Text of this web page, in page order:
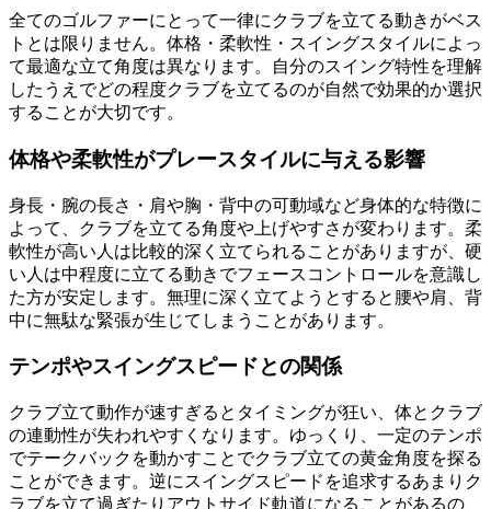
全てのゴルファーにとって一律にクラブを立てる動きがベス
トとは限りません。体格・柔軟性・スイングスタイルによっ
て最適な立て角度は異なります。自分のスイング特性を理解
したうえでどの程度クラブを立てるのが自然で効果的か選択
することが大切です。
体格や柔軟性がプレースタイルに与える影響
身長・腕の長さ・肩や胸・背中の可動域など身体的な特徴に
よって、クラブを立てる角度や上げやすさが変わります。柔
軟性が高い人は比較的深く立てられることがありますが、硬
い人は中程度に立てる動きでフェースコントロールを意識し
た方が安定します。無理に深く立てようとすると腰や肩、背
中に無駄な緊張が生じてしまうことがあります。
テンポやスイングスピードとの関係
クラブ立て動作が速すぎるとタイミングが狂い、体とクラブ
の連動性が失われやすくなります。ゆっくり、一定のテンポ
でテークバックを動かすことでクラブ立ての黄金角度を探る
ことができます。逆にスイングスピードを追求するあまりク
ラブを立て過ぎたりアウトサイド軌道になることがあるの